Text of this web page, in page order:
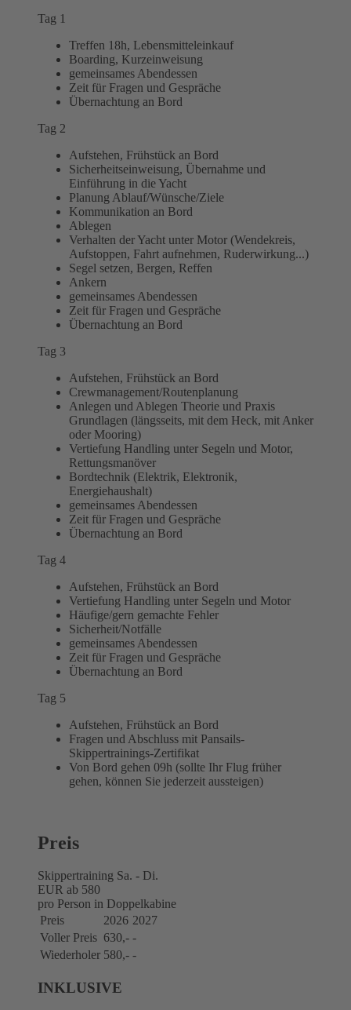
Tag 1
Treffen 18h, Lebensmitteleinkauf
Boarding, Kurzeinweisung
gemeinsames Abendessen
Zeit für Fragen und Gespräche
Übernachtung an Bord
Tag 2
Aufstehen, Frühstück an Bord
Sicherheitseinweisung, Übernahme und
Einführung in die Yacht
Planung Ablauf/Wünsche/Ziele
Kommunikation an Bord
Ablegen
Verhalten der Yacht unter Motor (Wendekreis,
Aufstoppen, Fahrt aufnehmen, Ruderwirkung...)
Segel setzen, Bergen, Reffen
Ankern
gemeinsames Abendessen
Zeit für Fragen und Gespräche
Übernachtung an Bord
Tag 3
Aufstehen, Frühstück an Bord
Crewmanagement/Routenplanung
Anlegen und Ablegen Theorie und Praxis
Grundlagen (längsseits, mit dem Heck, mit Anker
oder Mooring)
Vertiefung Handling unter Segeln und Motor,
Rettungsmanöver
Bordtechnik (Elektrik, Elektronik,
Energiehaushalt)
gemeinsames Abendessen
Zeit für Fragen und Gespräche
Übernachtung an Bord
Tag 4
Aufstehen, Frühstück an Bord
Vertiefung Handling unter Segeln und Motor
Häufige/gern gemachte Fehler
Sicherheit/Notfälle
gemeinsames Abendessen
Zeit für Fragen und Gespräche
Übernachtung an Bord
Tag 5
Aufstehen, Frühstück an Bord
Fragen und Abschluss mit Pansails-
Skippertrainings-Zertifikat
Von Bord gehen 09h (sollte Ihr Flug früher
gehen, können Sie jederzeit aussteigen)
Preis
Skippertraining Sa. - Di.
EUR ab 580
pro Person in Doppelkabine
Preis
2026 2027
Voller Preis 630,- -
Wiederholer 580,- -
INKLUSIVE